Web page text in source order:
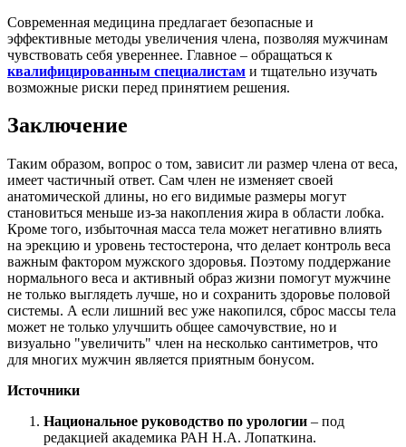
Современная медицина предлагает безопасные и
эффективные методы увеличения члена, позволяя мужчинам
чувствовать себя увереннее. Главное – обращаться к
квалифицированным специалистам и тщательно изучать
возможные риски перед принятием решения.
Заключение
Таким образом, вопрос о том, зависит ли размер члена от веса,
имеет частичный ответ. Сам член не изменяет своей
анатомической длины, но его видимые размеры могут
становиться меньше из-за накопления жира в области лобка.
Кроме того, избыточная масса тела может негативно влиять
на эрекцию и уровень тестостерона, что делает контроль веса
важным фактором мужского здоровья. Поэтому поддержание
нормального веса и активный образ жизни помогут мужчине
не только выглядеть лучше, но и сохранить здоровье половой
системы. А если лишний вес уже накопился, сброс массы тела
может не только улучшить общее самочувствие, но и
визуально "увеличить" член на несколько сантиметров, что
для многих мужчин является приятным бонусом.
Источники
Национальное руководство по урологии – под
редакцией академика РАН Н.А. Лопаткина.